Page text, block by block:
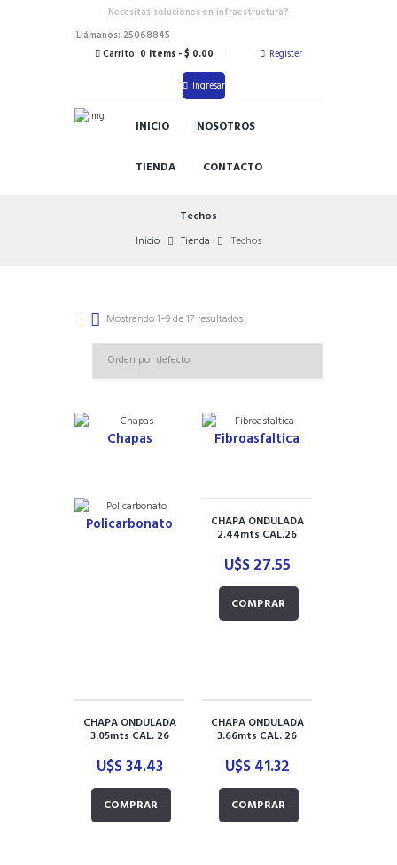
Necesitas soluciones en infraestructura?
Llámanos: 25068845
Carrito: 0 Items-$ 0.00 Register
Ingresar
INICIO NOSOTROS
TIENDA CONTACTO
Techos
Inicio
Tienda Techos
Mostrando 1–9 de 17 resultados
Chapas Fibroasfaltica
Policarbonato CHAPA ONDULADA
2.44mts CAL.26
U$S27.55
COMPRAR
CHAPA ONDULADA
3.05mts CAL. 26
U$S34.43
COMPRAR
CHAPA ONDULADA
3.66mts CAL. 26
U$S41.32
COMPRAR